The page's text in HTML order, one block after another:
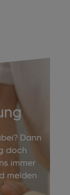
Dann
doch
immer
melden